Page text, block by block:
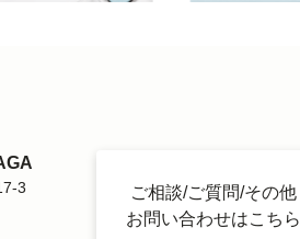
3
ご相談/ご質問/その他
お問い合わせはこちら